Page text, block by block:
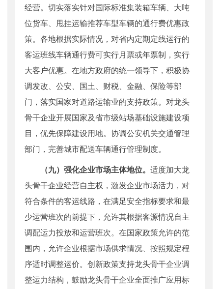
经营。切实落实针对国际标准集装箱车辆、大吨
位货车、甩挂运输推荐车型车辆的通行费优惠政
策。各地根据实际情况，对省内定期定线运行的
客运班线车辆通行费可实行月票或年票制，实行
大客户优惠。在地方政府的统一领导下，积极协
调发改、公安、国土、财税、金融、保险等部
门，落实国家对道路运输业的支持政策。对龙头
骨干企业开展国家及省市级站场基础设施建设项
目，优先保障建设用地。协调公安机关交通管理
部门，完善城市配送车辆通行管理制度。
（九）强化企业市场主体地位。 适度加大龙
头骨干企业经营自主权，激发企业市场活力，对
符合条件的客运线路，在满足安全指标要求和最
少运营班次的前提下，允许其根据客源情况自主
调配运力投放和运营班次。在国家政策允许的范
围内，允许企业根据市场供求情况、按照规定程
序适时调整运价。创新政策支持龙头骨干企业调
整运力结构，鼓励龙头骨干企业全面推广应用标